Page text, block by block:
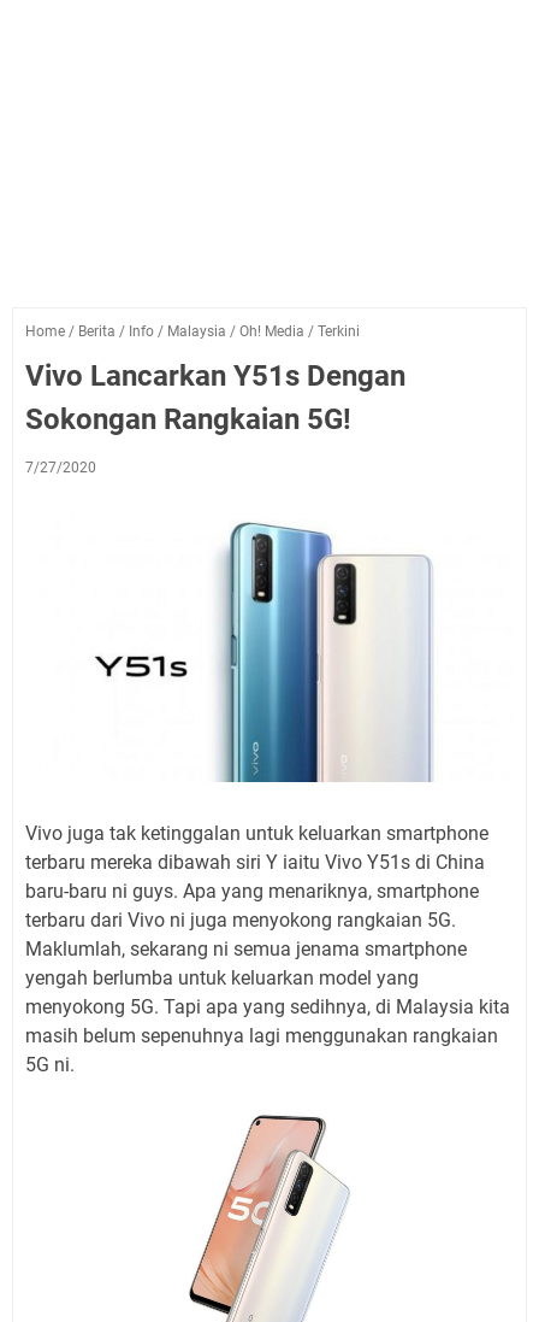
Home / Berita / Info / Malaysia / Oh! Media / Terkini
Vivo Lancarkan Y51s Dengan
Sokongan Rangkaian 5G!
7/27/2020
Vivo juga tak ketinggalan untuk keluarkan smartphone
terbaru mereka dibawah siri Y iaitu Vivo Y51s di China
baru-baru ni guys. Apa yang menariknya, smartphone
terbaru dari Vivo ni juga menyokong rangkaian 5G.
Maklumlah, sekarang ni semua jenama smartphone
yengah berlumba untuk keluarkan model yang
menyokong 5G. Tapi apa yang sedihnya, di Malaysia kita
masih belum sepenuhnya lagi menggunakan rangkaian
5G ni.